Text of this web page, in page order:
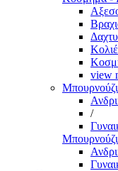
Κολιέ
view
/